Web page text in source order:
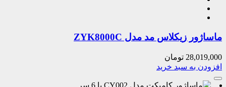
ماساژور زیکلاس مد مدل ZYK8000C
28,019,000 تومان
افزودن به سبد خرید